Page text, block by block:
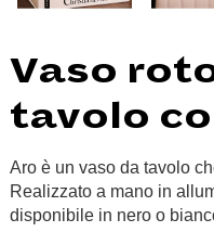
Vaso
tavolo
Aro è un vaso da tavolo
Realizzato a mano in
disponibile in nero o